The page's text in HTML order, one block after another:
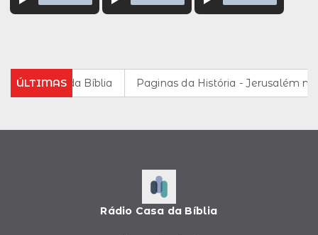
ÚLTIMAS
da Casa da Bíblia Paginas da História - Jerusalém na
Rádio Casa da Bíblia